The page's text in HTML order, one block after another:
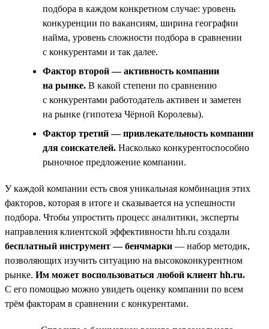
подбора в каждом конкретном случае: уровень
конкуренции по вакансиям, ширина географии
найма, уровень сложности подбора в сравнении
с конкурентами и так далее.
Фактор второй — активность компании
на рынке. В какой степени по сравнению
с конкурентами работодатель активен и заметен
на рынке (гипотеза Чёрной Королевы).
Фактор третий — привлекательность компании
для соискателей. Насколько конкурентоспособно
рыночное предложение компании.
У каждой компании есть своя уникальная комбинация этих
факторов, которая в итоге и сказывается на успешности
подбора. Чтобы упростить процесс аналитики, эксперты
направления клиентской эффективности hh.ru создали
бесплатный инструмент — бенчмарки — набор методик,
позволяющих изучить ситуацию на высококонкурентном
рынке. Им может воспользоваться любой клиент hh.ru.
С его помощью можно увидеть оценку компании по всем
трём факторам в сравнении с конкурентами.